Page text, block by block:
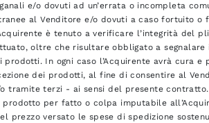
e/o dovuti ad un’errata o incompleta
al Venditore e/o dovuti a caso fortuito o
è tenuto a verificare l’integrità del
oltre che risultare obbligato a
In ogni caso l’Acquirente avrà cura
dei prodotti, al fine di consentire al
tramite terzi - ai sensi del presente contratto.
per fatto o colpa imputabile
prezzo versato le spese di spedizione